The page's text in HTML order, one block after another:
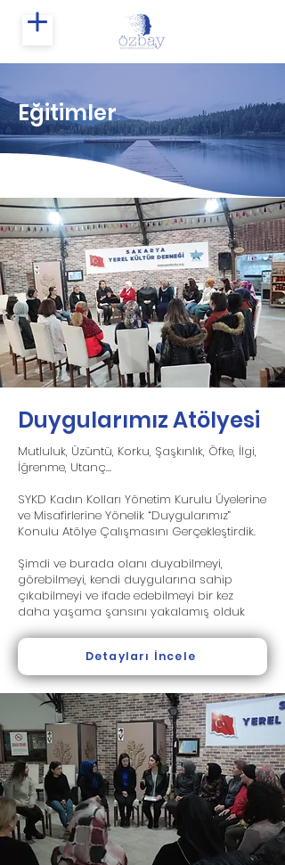
Eğitimler
Duygularımız Atölyesi
Mutluluk, Üzüntü, Korku, Şaşkınlık, Öfke, İlgi,
İğrenme, Utanç…
SYKD Kadın Kolları Yönetim Kurulu Üyelerine
ve Misafirlerine Yönelik “Duygularımız”
Konulu Atölye Çalışmasını Gerçekleştirdik.
Şimdi ve burada olanı duyabilmeyi,
görebilmeyi, kendi duygularına sahip
çıkabilmeyi ve ifade edebilmeyi bir kez
daha yaşama şansını yakalamış olduk
Detayları İncele